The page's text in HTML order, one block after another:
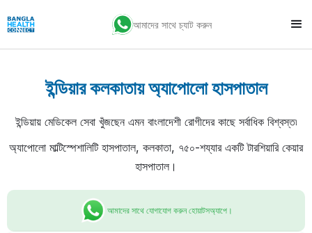
আমাদের সাথে চ্যাট করুন
ইন্ডিয়ার কলকাতায় অ্যাপোলো হাসপাতাল
ইন্ডিয়ায় মেডিকেল সেবা খুঁজছেন এমন বাংলাদেশী রোগীদের কাছে সর্বাধিক বিশ্বস্ত৷
অ্যাপোলো মাল্টিস্পেশালিটি হাসপাতাল, কলকাতা, ৭৫০-শয্যার একটি টারশিয়ারি কেয়ার
হাসপাতাল।
আমাদের সাথে যোগাযোগ করুন হোয়াটসঅ্যাপে।